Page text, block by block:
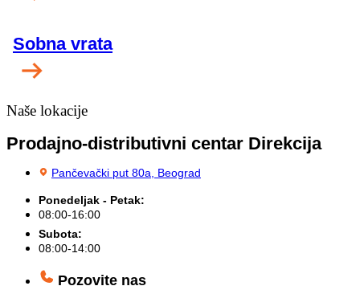
Sobna vrata
Naše lokacije
Prodajno-distributivni centar Direkcija
Pančevački put 80a, Beograd
Ponedeljak - Petak:
08:00-16:00
Subota:
08:00-14:00
Pozovite nas